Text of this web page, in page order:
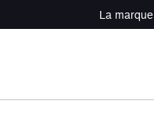
La marque